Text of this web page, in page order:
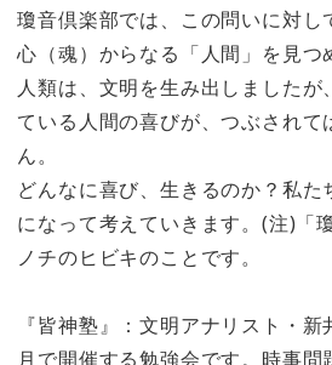
瓊音倶楽部では、この問いに対し
心（魂）からなる「人間」を見つ
人類は、文明を生み出しましたが
ている人間の喜びが、つぶされて
ん。
どんなに喜び、生きるのか？私た
になって考えていきます。(注)「
ノチのヒビキのことです。
『皆神塾』：文明アナリスト・
月で開催する勉強会です。時事問